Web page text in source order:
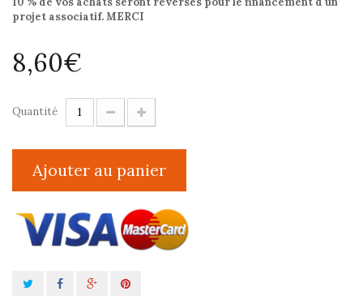
projet associatif. MERCI
8,60€
Quantité
Ajouter au panier